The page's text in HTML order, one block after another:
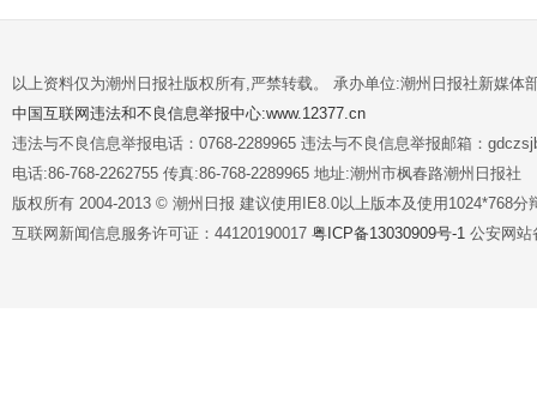
以上资料仅为潮州日报社版权所有,严禁转载。 承办单位:潮州日报社新媒体
中国互联网违法和不良信息举报中心:www.12377.cn
违法与不良信息举报电话：0768-2289965 违法与不良信息举报邮箱：
电话:86-768-2262755 传真:86-768-2289965 地址:潮州市枫春路潮州日报社
版权所有 2004-2013 © 潮州日报 建议使用IE8.0以上版本及使用1024*768分
互联网新闻信息服务许可证：44120190017 粤ICP备13030909号-1 公安网站